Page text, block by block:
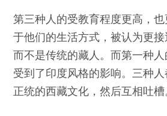
第三种人的受教育程度更高，
于他们的生活方式，被认为更接
而不是传统的藏人。而第一种
受到了印度风格的影响。三种
正统的西藏文化，然后互相吐槽